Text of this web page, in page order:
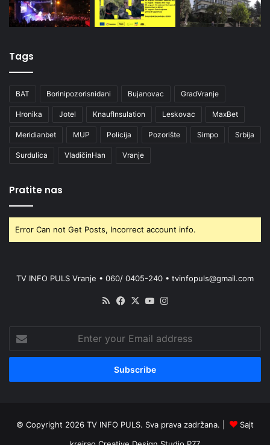
Tags
BAT Borinipozorisnidani Bujanovac GradVranje
Hronika Jotel KnaufInsulation Leskovac MaxBet
Meridianbet MUP Policija Pozorište Simpo Srbija
Surdulica VladičinHan Vranje
Pratite nas
Error Can not Get Posts, Incorrect account info.
TV INFO PULS Vranje • 060/ 0405-240 • tvinfopuls@gmail.com
RSS Facebook
X YouTube
your
Email
© Copyright 2026 TV INFO PULS. Sva prava zadržana. |
Sajt